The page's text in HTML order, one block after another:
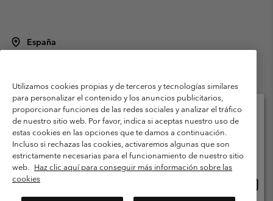
España
Condiciones de uso
Terminos de Venta
Garantía
Política de Privacidad
Términos y condiciones del programa de miembros
Términos De Uso Del Contenido Generado Por Los Usuarios
Impressum
Cookies Public CBCR
Utilizamos cookies propias y de terceros y tecnologías similares
para personalizar el contenido y los anuncios publicitarios,
proporcionar funciones de las redes sociales y analizar el tráfico
de nuestro sitio web. Por favor, indica si aceptas nuestro uso de
estas cookies en las opciones que te damos a continuación.
Incluso si rechazas las cookies, activaremos algunas que son
estrictamente necesarias para el funcionamiento de nuestro sitio
web. Haz clic aquí para conseguir más información sobre las
cookies
Selecciona tu país e idioma envío
Compras en línea disponibles